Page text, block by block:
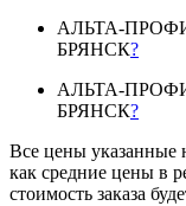
АЛЬТА-
БРЯНСК?
АЛЬТА-
БРЯНСК?
Все цены указанные
как средние цены в
стоимость заказа